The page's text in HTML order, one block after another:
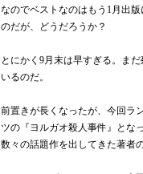
なのでベストなのはもう1月出
のだが、どうだろうか？
とにかく9月末は早すぎる。ま
いるのだ。
前置きが長くなったが、今回ラ
ツの『ヨルガオ殺人事件』とな
数々の話題作を出してきた著者